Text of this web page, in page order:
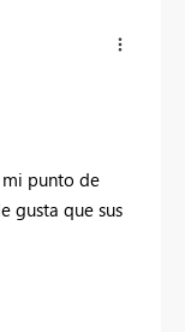
punto de
gusta que sus